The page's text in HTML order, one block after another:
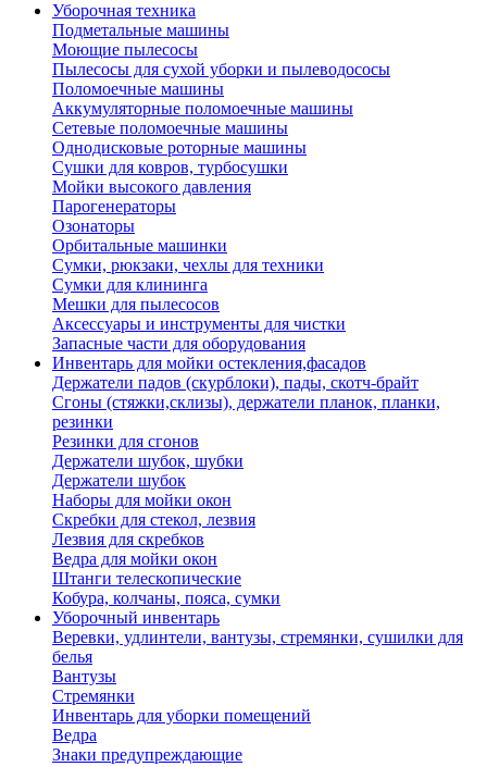
Уборочная техника
Подметальные машины
Моющие пылесосы
Пылесосы для сухой уборки и пылеводососы
Поломоечные машины
Аккумуляторные поломоечные машины
Сетевые поломоечные машины
Однодисковые роторные машины
Сушки для ковров, турбосушки
Мойки высокого давления
Парогенераторы
Озонаторы
Орбитальные машинки
Сумки, рюкзаки, чехлы для техники
Сумки для клининга
Мешки для пылесосов
Аксессуары и инструменты для чистки
Запасные части для оборудования
Инвентарь для мойки остекления,фасадов
Держатели падов (скурблоки), пады, скотч-брайт
Сгоны (стяжки,склизы), держатели планок, планки,
резинки
Резинки для сгонов
Держатели шубок, шубки
Держатели шубок
Наборы для мойки окон
Скребки для стекол, лезвия
Лезвия для скребков
Ведра для мойки окон
Штанги телескопические
Кобура, колчаны, пояса, сумки
Уборочный инвентарь
Веревки, удлинтели, вантузы, стремянки, сушилки для
белья
Вантузы
Стремянки
Инвентарь для уборки помещений
Ведра
Знаки предупреждающие